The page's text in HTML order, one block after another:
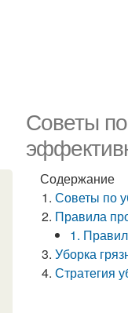
Советы
Содержание
Советы по
Правила
1.
Уборка
Стратегия